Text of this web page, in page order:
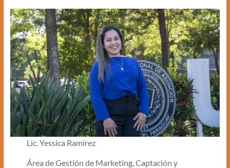
Lic. Yessica Ramírez
Área de Gestión de Marketing, Captación y